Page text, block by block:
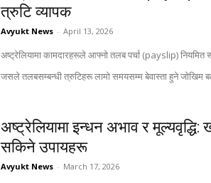
त्रुटि व्यापक
Avyukt News - April 13, 2026
अष्ट्रेलियामा कामदारहरूले आफ्नो तलब पर्चा (payslip) नियमित
जसले तलबसम्बन्धी त्रुटिहरू लामो समयसम्म बेवास्ता हुने जोखिम
अष्ट्रेलियामा इन्धन अभाव र
सकिने उपायहरू
Avyukt News - March 17, 2026